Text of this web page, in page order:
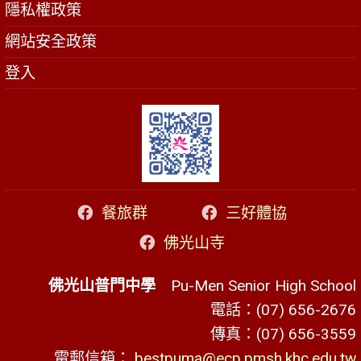
隱私權政策
網站安全政策
登入
餐旅群
三好體協
佛光山寺
佛光山普門中學 Pu-Men Senior High School
電話：(07) 656-2676
傳真：(07) 656-3559